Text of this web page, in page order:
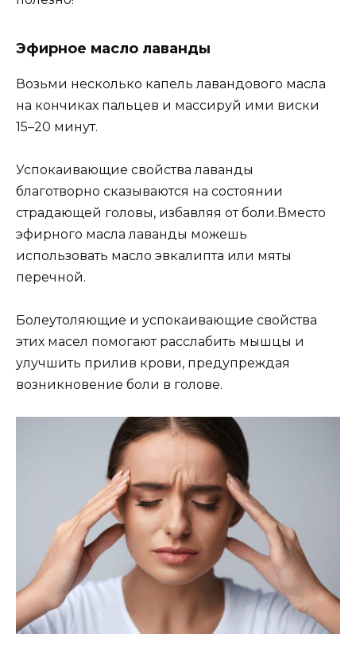
Эфирное масло лаванды
Возьми несколько капель лавандового масла
на кончиках пальцев и массируй ими виски
15–20 минут.
Успокаивающие свойства лаванды
благотворно сказываются на состоянии
страдающей головы, избавляя от боли.Вместо
эфирного масла лаванды можешь
использовать масло эвкалипта или мяты
перечной.
Болеутоляющие и успокаивающие свойства
этих масел помогают расслабить мышцы и
улучшить прилив крови, предупреждая
возникновение боли в голове.